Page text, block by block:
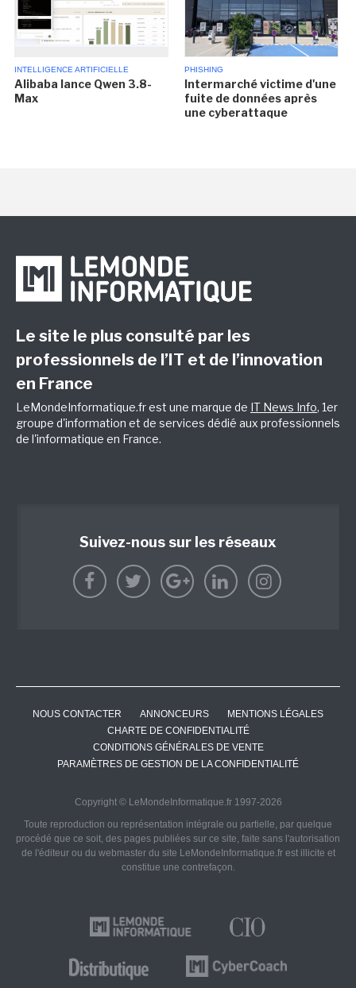
INTELLIGENCE ARTIFICIELLE
Alibaba lance Qwen 3.8-
Max
PHISHING
Intermarché victime d'une
fuite de données après
une cyberattaque
Le site le plus consulté par les
professionnels de l’IT et de l’innovation
en France
LeMondeInformatique.fr est une marque de IT News Info, 1er
groupe d'information et de services dédié aux professionnels
de l'informatique en France.
Suivez-nous sur les réseaux
NOUS CONTACTER ANNONCEURS
MENTIONS LÉGALES
CHARTE DE CONFIDENTIALITÉ
CONDITIONS GÉNÉRALES DE VENTE
PARAMÈTRES DE GESTION DE LA CONFIDENTIALITÉ
Copyright © LeMondeInformatique.fr 1997-2026
Toute reproduction ou représentation intégrale ou partielle, par quelque
procédé que ce soit, des pages publiées sur ce site, faite sans l'autorisation
de l'éditeur ou du webmaster du site LeMondeInformatique.fr est illicite et
constitue une contrefaçon.